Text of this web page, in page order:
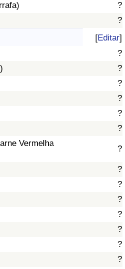
?
?
[Editar]
?
?
?
?
?
?
Vermelha
?
?
?
?
?
?
?
?
país
País